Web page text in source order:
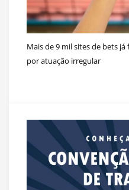
Mais de 9 mil sites de bets
por atuação irregular